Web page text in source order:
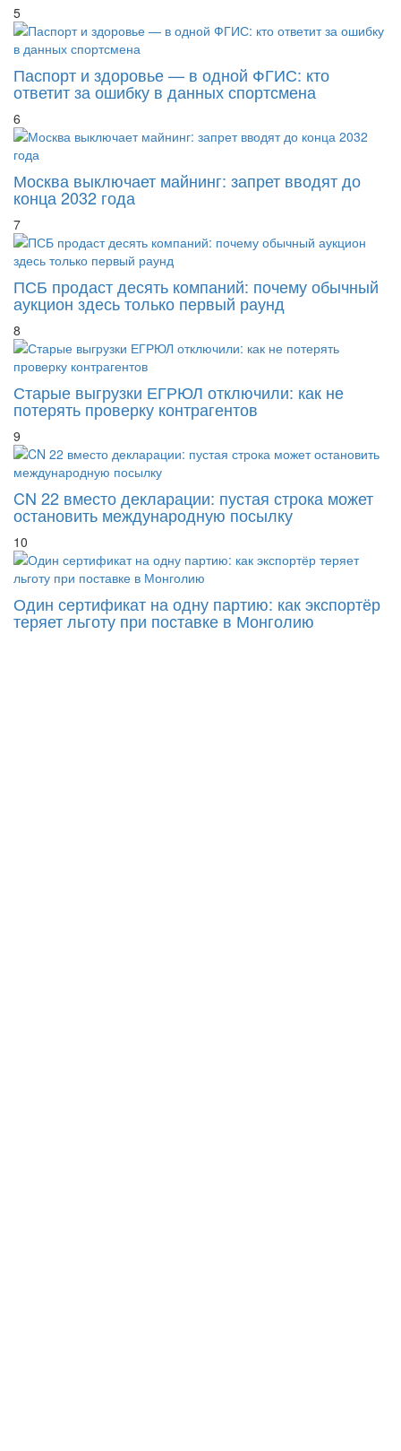
5
Паспорт и здоровье — в одной ФГИС: кто
ответит за ошибку в данных спортсмена
6
Москва выключает майнинг: запрет вводят до
конца 2032 года
7
ПСБ продаст десять компаний: почему обычный
аукцион здесь только первый раунд
8
Старые выгрузки ЕГРЮЛ отключили: как не
потерять проверку контрагентов
9
CN 22 вместо декларации: пустая строка может
остановить международную посылку
10
Один сертификат на одну партию: как экспортёр
теряет льготу при поставке в Монголию